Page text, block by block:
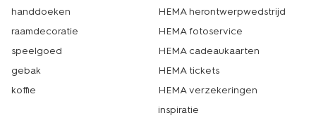
handdoeken
raamdecoratie
speelgoed
gebak
koffie
HEMA herontwerpwedstrijd
HEMA fotoservice
HEMA cadeaukaarten
HEMA tickets
HEMA verzekeringen
inspiratie